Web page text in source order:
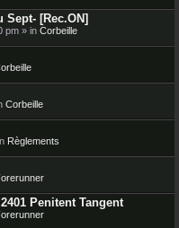
[Rec.ON]
pm » in Corbeille
Corbeille
Règlements
Penitent Tangent